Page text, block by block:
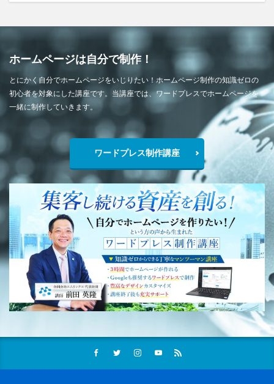
ホームページは自分で制作！
とにかく自分でホームページをいじりたい！ホームページ制作の知識ゼロの
初心者を対象にした講座です。当講座では、ワードプレスでホームページを
一緒に制作していきます。
ワードプレス制作講座